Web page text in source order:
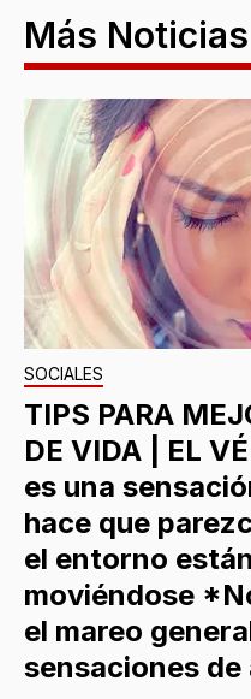
Más Noticias
SOCIALES
TIPS PARA
DE VIDA | EL
es una
hace que
el entorno
moviéndose
el mareo
sensaciones